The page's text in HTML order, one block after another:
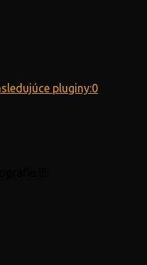
pluginy:0